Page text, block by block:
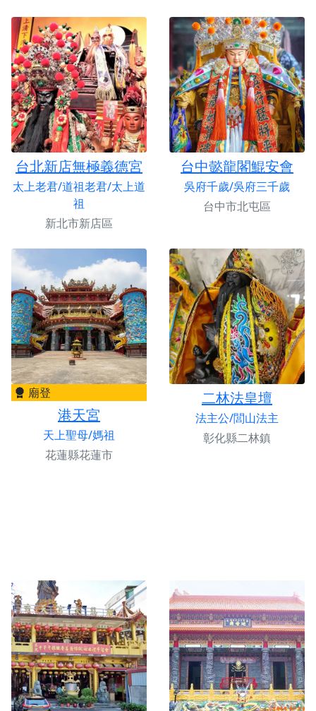
台北新店無極義德宮
太上老君/道祖老君/太上道
祖
新北市新店區
台中懿龍閣鯤安會
吳府千歲/吳府三千歲
台中市北屯區
廟登
港天宮
天上聖母/媽祖
花蓮縣花蓮市
二林法皇壇
法主公/閭山法主
彰化縣二林鎮